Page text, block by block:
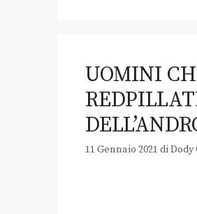
UOMINI
11 Gennaio 2021 diDody